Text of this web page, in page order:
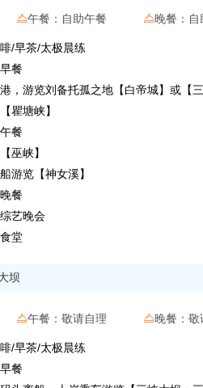
午餐： 自助午餐 晚餐： 自
/早茶/太极晨练
餐
，游览刘备托孤之地【白帝城】或【三
瞿塘峡】
餐
巫峡】
游览【神女溪】
餐
艺晚会
堂
坝
午餐： 敬请自理 晚餐： 敬
/早茶/太极晨练
餐